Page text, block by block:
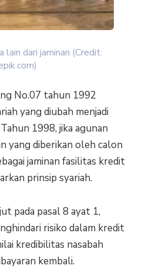
lain dari jaminan (Credit:
No.07 tahun 1992
yang diubah menjadi
1998, jika agunan
yang diberikan oleh calon
jaminan fasilitas kredit
prinsip syariah.
pada pasal 8 ayat 1,
risiko dalam kredit
kredibilitas nasabah
kembali.